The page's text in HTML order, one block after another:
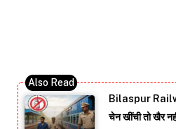
Bilaspur
चेन खींची तो खैर